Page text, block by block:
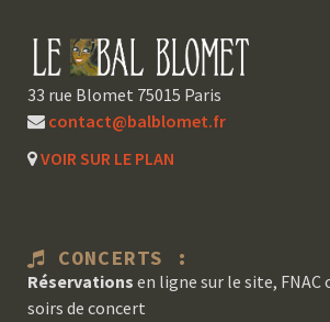
33 rue Blomet 75015 Paris
contact@balblomet.fr
VOIR SUR LE PLAN
CONCERTS :
Réservations en ligne sur le site, FNAC
soirs de concert